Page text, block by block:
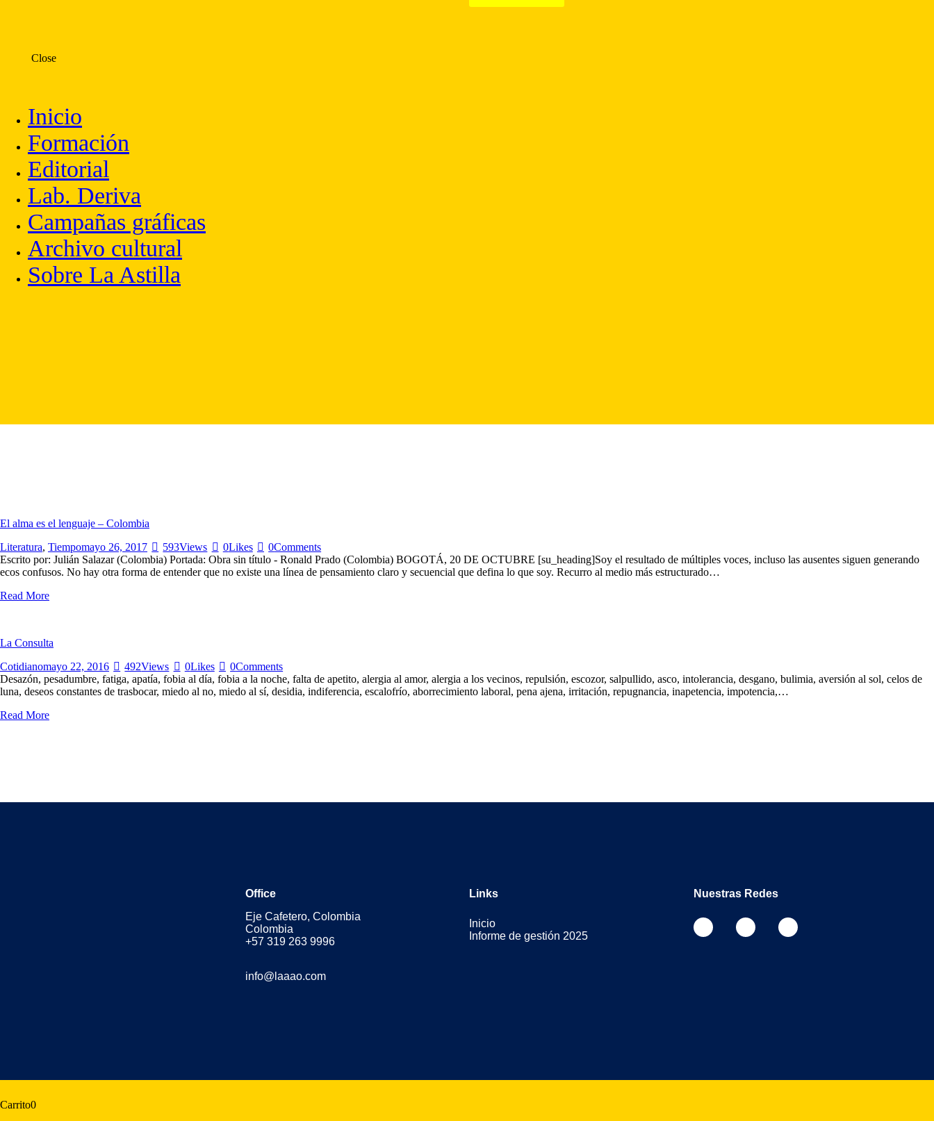
Close
Inicio
Formación
Editorial
Lab. Deriva
Campañas gráficas
Archivo cultural
Sobre La Astilla
El alma es el lenguaje – Colombia
Literatura, Tiempomayo 26, 2017 593Views 0Likes 0Comments
Escrito por: Julián Salazar (Colombia) Portada: Obra sin título - Ronald Prado (Colombia) BOGOTÁ, 20 DE OCTUBRE [su_heading]Soy el resultado de múltiples voces, incluso las ausentes siguen generando
ecos confusos. No hay otra forma de entender que no existe una línea de pensamiento claro y secuencial que defina lo que soy. Recurro al medio más estructurado…
Read More
La Consulta
Cotidianomayo 22, 2016 492Views 0Likes 0Comments
Desazón, pesadumbre, fatiga, apatía, fobia al día, fobia a la noche, falta de apetito, alergia al amor, alergia a los vecinos, repulsión, escozor, salpullido, asco, intolerancia, desgano, bulimia, aversión al sol, celos de
luna, deseos constantes de trasbocar, miedo al no, miedo al sí, desidia, indiferencia, escalofrío, aborrecimiento laboral, pena ajena, irritación, repugnancia, inapetencia, impotencia,…
Read More
Office
Eje Cafetero, Colombia
Colombia
+57 319 263 9996
info@laaao.com
Links
Inicio
Informe de gestión 2025
Nuestras Redes
Carrito0